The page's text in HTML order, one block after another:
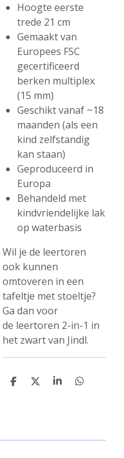
Hoogte eerste
trede 21 cm
Gemaakt van
Europees FSC
gecertificeerd
berken multiplex
(15 mm)
Geschikt vanaf ~18
maanden (als een
kind zelfstandig
kan staan)
Geproduceerd in
Europa
Behandeld met
kindvriendelijke lak
op waterbasis
Wil je de leertoren
ook kunnen
omtoveren in een
tafeltje met stoeltje?
Ga dan voor
de leertoren 2-in-1 in
het zwartvan Jindl.
D
D
S
D